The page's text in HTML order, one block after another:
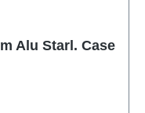
Alu Starl. Case